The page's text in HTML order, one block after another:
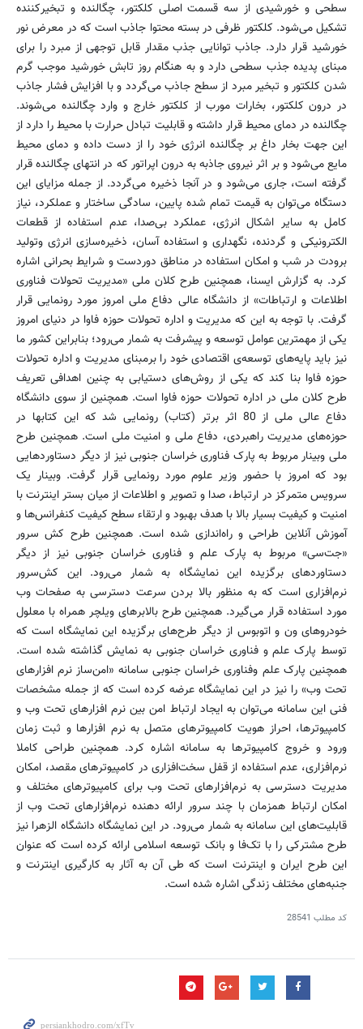
سطحی و خورشیدی از سه قسمت اصلی کلکتور، چگالنده و تبخیرکننده
تشکیل می‌شود. کلکتور ظرفی در بسته محتوا جاذب است که در معرض نور
خورشید قرار دارد. جاذب توانایی جذب مقدار قابل توجهی از مبرد را برای
مبنای پدیده جذب سطحی دارد و به هنگام روز تابش خورشید موجب گرم
شدن کلکتور و تبخیر مبرد از سطح جاذب می‌گردد و با افزایش فشار جاذب
در درون کلکتور، بخارات مورب از کلکتور خارج و وارد چگالنده می‌شوند.
چگالنده در دمای محیط قرار داشته و قابلیت تبادل حرارت با محیط را دارد از
این جهت بخار داغ بر چگالنده انرژی خود را از دست داده و دمای محیط
مایع می‌شود و بر اثر نیروی جاذبه به درون اپراتور که در انتهای چگالنده قرار
گرفته است، جاری می‌شود و در آنجا ذخیره می‌گردد. از جمله مزایای این
دستگاه می‌توان به قیمت تمام شده پایین، سادگی ساختار و عملکرد، نیاز
کامل به سایر اشکال انرژی، عملکرد بی‌صدا، عدم استفاده از قطعات
الکترونیکی و گردنده، نگهداری و استفاده آسان، ذخیره‌سازی انرژی وتولید
برودت در شب و امکان استفاده در مناطق دوردست و شرایط بحرانی اشاره
کرد. به گزارش ایسنا، همچنین طرح کلان ملی «مدیریت تحولات فناوری
اطلاعات و ارتباطات» از دانشگاه عالی دفاع ملی امروز مورد رونمایی قرار
گرفت. با توجه به این که مدیریت و اداره تحولات حوزه فاوا در دنیای امروز
یکی از مهمترین عوامل توسعه و پیشرفت به شمار می‌رود؛ بنابراین کشور ما
نیز باید پایه‌های توسعه‌ی اقتصادی خود را برمبنای مدیریت و اداره تحولات
حوزه فاوا بنا کند که یکی از روش‌های دستیابی به چنین اهدافی تعریف
طرح کلان ملی در اداره تحولات حوزه فاوا است. همچنین از سوی دانشگاه
دفاع عالی ملی از 80 اثر برتر (کتاب) رونمایی شد که این کتابها در
حوزه‌های مدیریت راهبردی، دفاع ملی و امنیت ملی است. همچنین طرح
ملی وبینار مربوط به پارک فناوری خراسان جنوبی نیز از دیگر دستاوردهایی
بود که امروز با حضور وزیر علوم مورد رونمایی قرار گرفت. وبینار یک
سرویس متمرکز در ارتباط، صدا و تصویر و اطلاعات از میان بستر اینترنت با
امنیت و کیفیت بسیار بالا با هدف بهبود و ارتقاء سطح کیفیت کنفرانس‌ها و
آ‌موزش آنلاین طراحی و راه‌اندازی شده است. همچنین طرح کش سرور
«جت‌سی» مربوط به پارک علم و فناوری خراسان جنوبی نیز از دیگر
دستاوردهای برگزیده این نمایشگاه به شمار می‌رود. این کش‌سرور
نرم‌افزاری است که به منظور بالا بردن سرعت دسترسی به صفحات وب‌
مورد استفاده قرار می‌گیرد. همچنین طرح بالابرهای ویلچر همراه با معلول
خودروهای ون و اتوبوس از دیگر طرح‌های برگزیده این نمایشگاه است که
توسط پارک علم و فناوری خراسان جنوبی به نمایش گذاشته شده است.
همچنین پارک علم وفناوری خراسان جنوبی سامانه «امن‌ساز نرم افزارهای
تحت وب» را نیز در این نمایشگاه عرضه کرده است که از جمله مشخصات
فنی این سامانه می‌توان به ایجاد ارتباط امن بین نرم افزارهای تحت وب و
کامپیوترها، احراز هویت کامپیوترهای متصل به نرم افزارها و ثبت زمان
ورود و خروج کامپیوترها به سامانه اشاره کرد. همچنین طراحی کاملا
نرم‌افزاری، عدم استفاده از قفل سخت‌افزاری در کامپیوترهای مقصد، امکان
مدیریت دسترسی به نرم‌افزارهای تحت وب برای کامپیوترهای مختلف و
امکان ارتباط همزمان با چند سرور ارائه دهنده نرم‌افزارهای تحت وب از
قابلیت‌های این سامانه به شمار می‌رود. در این نمایشگاه دانشگاه الزهرا نیز
طرح مشترکی را با تک‌فا و بانک توسعه اسلامی ارائه کرده است که عنوان
این طرح ایران و اینترنت است که طی آن به آثار به کارگیری اینترنت و
جنبه‌های مختلف زندگی اشاره شده است.
کد مطلب 28541